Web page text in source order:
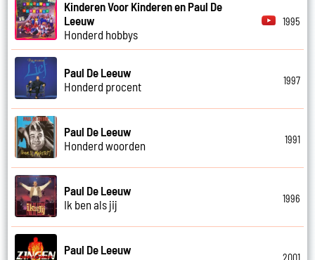
Kinderen Voor Kinderen en Paul De
Leeuw
Honderd hobbys
1995
Paul De Leeuw
Honderd procent
1997
Paul De Leeuw
Honderd woorden
1991
Paul De Leeuw
Ik ben als jij
1996
Paul De Leeuw
2001